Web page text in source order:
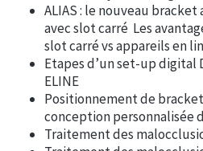
ALIAS : le nouveau
avec slot carré Les
slot carré vs appareils en
Etapes d’un set-up digital
ELINE
Positionnement de
conception personnalisée
Traitement des